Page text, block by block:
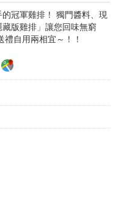
冠軍雞排！ 獨門醬料、現
版雞排」讓您回味無窮
自用兩相宜～！！